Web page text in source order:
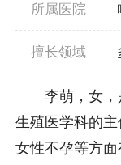
所属医院
擅长领域
李萌，女，
生殖医学科的
女性不孕等方